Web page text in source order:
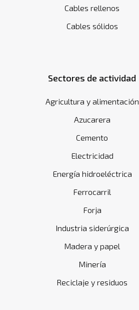
Cables rellenos
Cables sólidos
Sectores de actividad
Agricultura y alimentación
Azucarera
Cemento
Electricidad
Energía hidroeléctrica
Ferrocarril
Forja
Industria siderúrgica
Madera y papel
Minería
Reciclaje y residuos